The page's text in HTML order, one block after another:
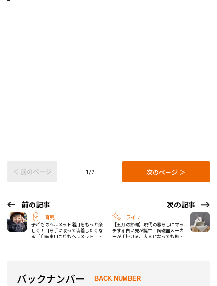
＜ 前のページ 1/2 次のページ ＞
前の記事
育児
子どものヘルメット着用をもっと楽
しく！自ら手に取って装着したくな
る「自転車用こどもヘルメット」が
次の記事
ライフ
【五月の節句】現代の暮らしにマッ
チする白い兜が誕生！陶磁器メーカ
ーが手掛ける、大人になっても飾れ
バックナンバー BACK NUMBER